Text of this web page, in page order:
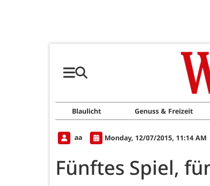
Blaulicht Genuss & Freizeit
aa Monday, 12/07/2015, 11:14 AM
Fünftes Spiel,